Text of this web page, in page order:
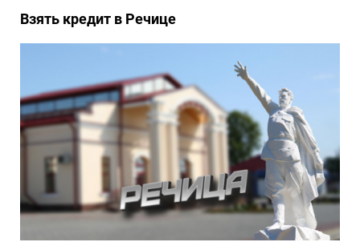
Взять кредит в Речице